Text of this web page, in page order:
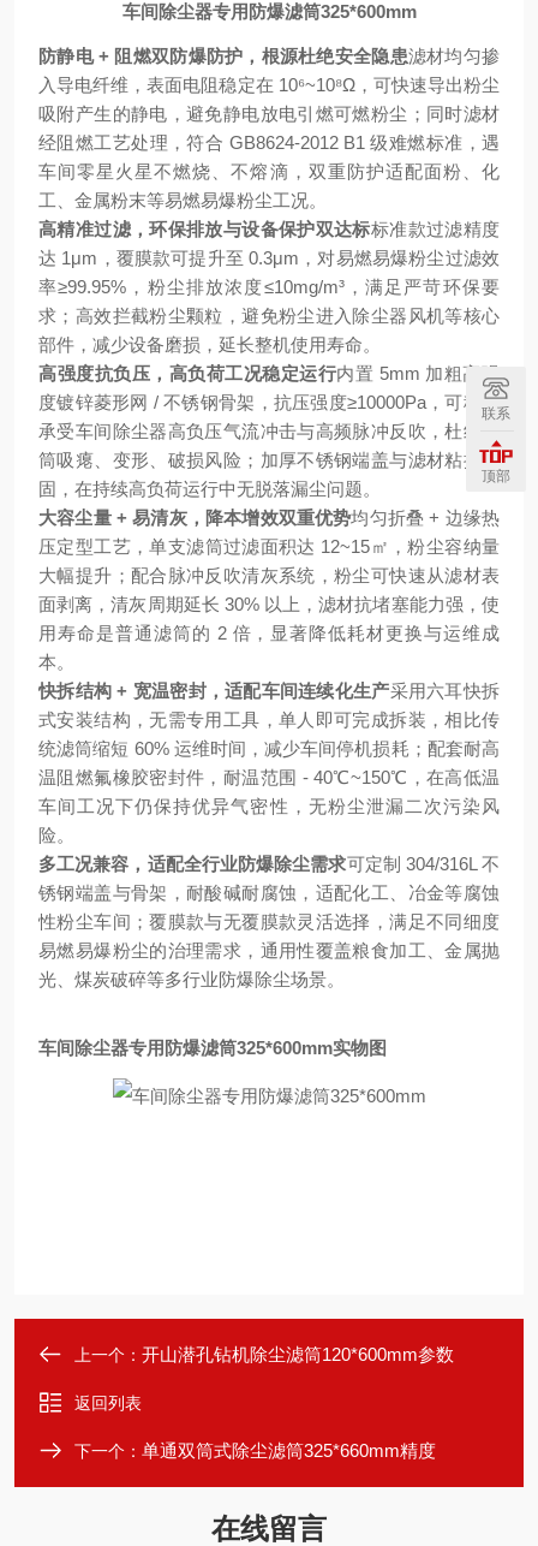
车间除尘器专用防爆滤筒325*600mm
防静电 + 阻燃双防爆防护，根源杜绝安全隐患滤材均匀掺
入导电纤维，表面电阻稳定在 10⁶~10⁸Ω，可快速导出粉尘
吸附产生的静电，避免静电放电引燃可燃粉尘；同时滤材
经阻燃工艺处理，符合 GB8624-2012 B1 级难燃标准，遇
车间零星火星不燃烧、不熔滴，双重防护适配面粉、化
工、金属粉末等易燃易爆粉尘工况。
高精准过滤，环保排放与设备保护双达标标准款过滤精度
达 1μm，覆膜款可提升至 0.3μm，对易燃易爆粉尘过滤效
率≥99.95%，粉尘排放浓度≤10mg/m³，满足严苛环保要
求；高效拦截粉尘颗粒，避免粉尘进入除尘器风机等核心
部件，减少设备磨损，延长整机使用寿命。
高强度抗负压，高负荷工况稳定运行内置 5mm 加粗高强
度镀锌菱形网 / 不锈钢骨架，抗压强度≥10000Pa，可稳定
承受车间除尘器高负压气流冲击与高频脉冲反吹，杜绝滤
筒吸瘪、变形、破损风险；加厚不锈钢端盖与滤材粘接牢
固，在持续高负荷运行中无脱落漏尘问题。
大容尘量 + 易清灰，降本增效双重优势均匀折叠 + 边缘热
压定型工艺，单支滤筒过滤面积达 12~15㎡，粉尘容纳量
大幅提升；配合脉冲反吹清灰系统，粉尘可快速从滤材表
面剥离，清灰周期延长 30% 以上，滤材抗堵塞能力强，使
用寿命是普通滤筒的 2 倍，显著降低耗材更换与运维成
本。
快拆结构 + 宽温密封，适配车间连续化生产采用六耳快拆
式安装结构，无需专用工具，单人即可完成拆装，相比传
统滤筒缩短 60% 运维时间，减少车间停机损耗；配套耐高
温阻燃氟橡胶密封件，耐温范围 - 40℃~150℃，在高低温
车间工况下仍保持优异气密性，无粉尘泄漏二次污染风
险。
多工况兼容，适配全行业防爆除尘需求可定制 304/316L 不
锈钢端盖与骨架，耐酸碱耐腐蚀，适配化工、冶金等腐蚀
性粉尘车间；覆膜款与无覆膜款灵活选择，满足不同细度
易燃易爆粉尘的治理需求，通用性覆盖粮食加工、金属抛
光、煤炭破碎等多行业防爆除尘场景。
车间除尘器专用防爆滤筒325*600mm实物图
上一个： 开山潜孔钻机除尘滤筒120*600mm参数
返回列表
下一个： 单通双筒式除尘滤筒325*660mm精度
在线留言
联系
顶部